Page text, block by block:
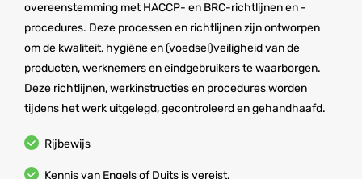
overeenstemming met HACCP- en BRC-richtlijnen en -
procedures. Deze processen en richtlijnen zijn ontworpen
om de kwaliteit, hygiëne en (voedsel)veiligheid van de
producten, werknemers en eindgebruikers te waarborgen.
Deze richtlijnen, werkinstructies en procedures worden
tijdens het werk uitgelegd, gecontroleerd en gehandhaafd.
Rijbewijs
Kennis van Engels of Duits is vereist.